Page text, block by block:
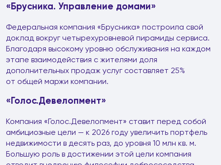
«Брусника. Управление домами»
Федеральная компания «Брусника» построила свой
доклад вокруг четырехуровневой пирамиды сервиса.
Благодаря высокому уровню обслуживания на каждом
этапе взаимодействия с жителями доля
дополнительных продаж услуг составляет 25%
от общей маржи компании.
«Голос.Девелопмент»
Компания «Голос.Девелопмент» ставит перед собой
амбициозные цели — к 2026 году увеличить портфель
недвижимости в десять раз, до уровня 10 млн кв. м.
Большую роль в достижении этой цели компания